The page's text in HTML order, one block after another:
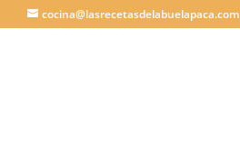
cocina@lasrecetasdelabuelapaca.com